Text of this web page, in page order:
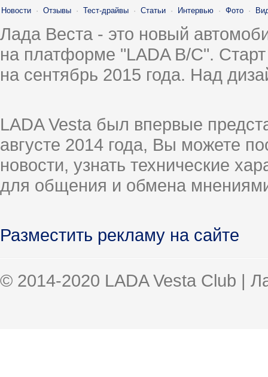
Новости · Отзывы · Тест-драйвы · Статьи · Интервью · Фото ·
Лада Веста - это новый
на платформе "LADA B/C".
на сентябрь 2015 года. Над
LADA Vesta был впервые
августе 2014 года, Вы можете
новости, узнать технические
для общения и обмена
Разместить рекламу на сайте
© 2014-2020 LADA Vesta Club |